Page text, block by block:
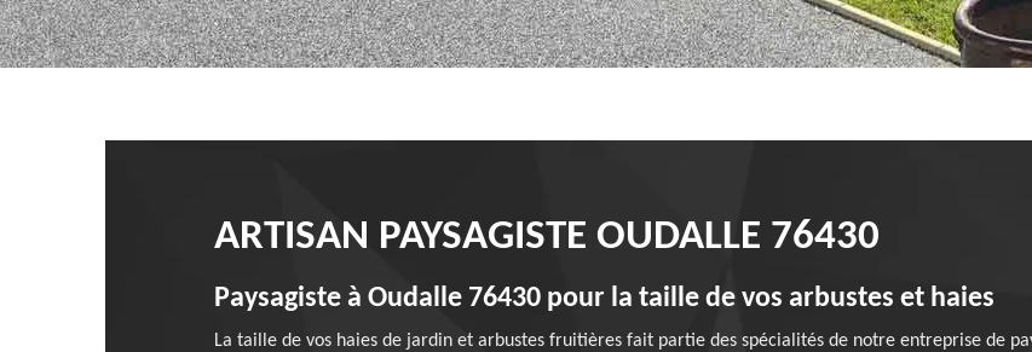
ARTISAN PAYSAGISTE OUDALLE 76430
Paysagiste à Oudalle 76430 pour la taille de vos arbustes et haies
La taille de vos haies de jardin et arbustes fruitières fait partie des spécialités de notre entreprise de